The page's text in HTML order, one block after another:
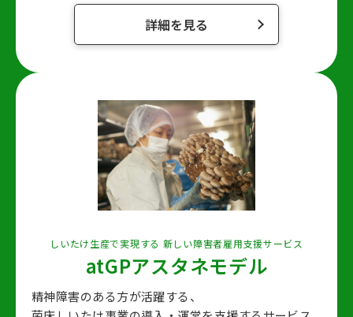
詳細を見る
しいたけ生産で実現する 新しい障害者雇用支援サービス
atGPアスタネモデル
精神障害のある方が活躍する、